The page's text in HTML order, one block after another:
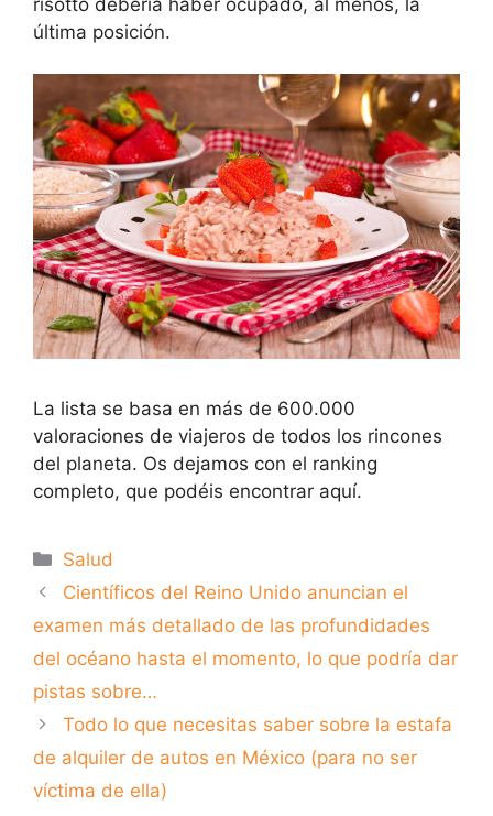
última posición.
La lista se basa en más de 600.000
valoraciones de viajeros de todos los rincones
del planeta. Os dejamos con el ranking
completo, que podéis encontrar aquí.
Categorías
Salud
Científicos del Reino Unido anuncian el
examen más detallado de las profundidades
del océano hasta el momento, lo que podría dar
pistas sobre…
Todo lo que necesitas saber sobre la estafa
de alquiler de autos en México (para no ser
víctima de ella)